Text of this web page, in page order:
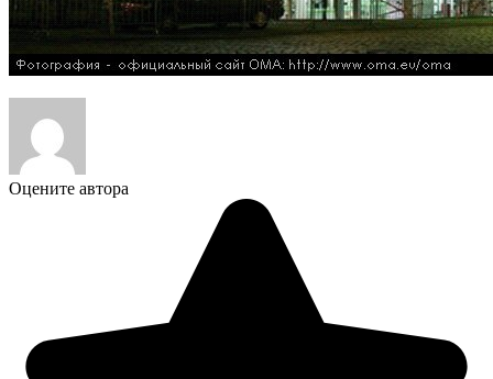
Оцените автора